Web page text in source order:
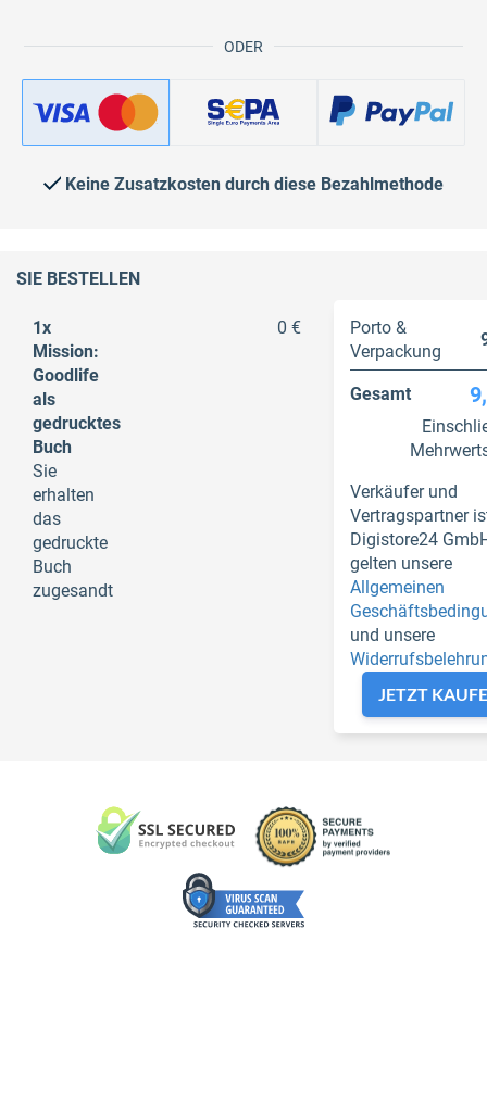
ODER
Keine Zusatzkosten durch diese Bezahlmethode
SIE BESTELLEN
1x
Mission:
Goodlife
als
gedrucktes
Buch
Sie
erhalten
das
gedruckte
Buch
zugesandt
0 €
Porto &
Verpackung
Gesamt
Verkäufer und
Vertragspartner
Digistore24
gelten unsere
Allgemeinen
und unsere
JETZT